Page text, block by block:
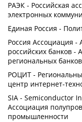
РАЭК - Российская
электронных
Единая Россия -
Россия Ассоциация -
российских банков -
региональных
РОЦИТ -
центр интернет-
SIA - Semiconductor
Ассоциация
промышленности